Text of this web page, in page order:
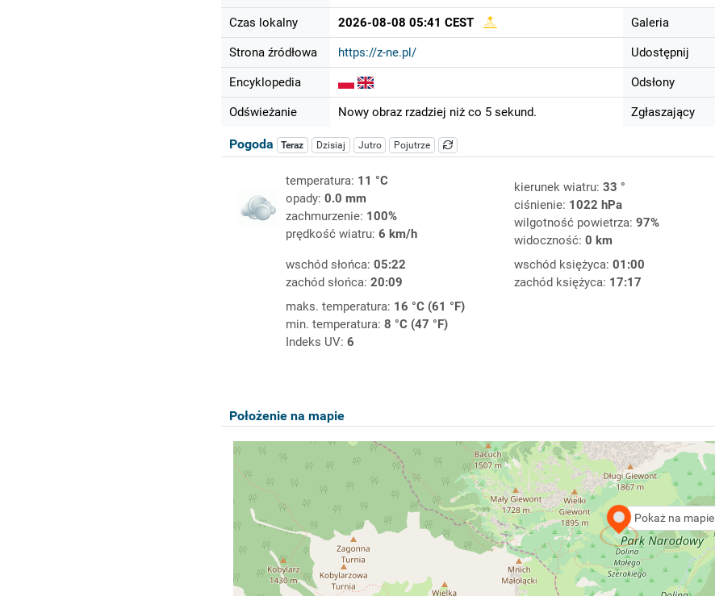
Czas lokalny 2026-08-08 05:41 CEST
Strona źródłowa https://z-ne.pl/
Encyklopedia
Odświeżanie Nowy obraz rzadziej niż co 5 sekund.
Galeria
Udostępnij
Odsłony
Zgłaszający
Pogoda Teraz Dzisiaj Jutro Pojutrze
temperatura: 11 °C
opady: 0.0 mm
zachmurzenie: 100%
prędkość wiatru: 6 km/h
kierunek wiatru: 33 °
ciśnienie: 1022 hPa
wilgotność powietrza: 97%
widoczność: 0 km
wschód słońca: 05:22
zachód słońca: 20:09
wschód księżyca: 01:00
zachód księżyca: 17:17
maks. temperatura: 16 °C (61 °F)
min. temperatura: 8 °C (47 °F)
Indeks UV: 6
Położenie na mapie
Pokaż na mapie